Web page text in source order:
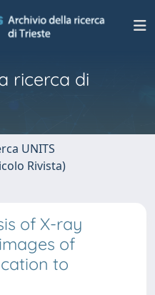
ricerca di
UNITS
Rivista)
of X-ray
of
to